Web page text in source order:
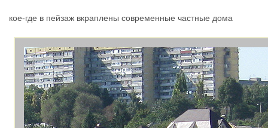
кое-где в пейзаж вкраплены современные частные дома